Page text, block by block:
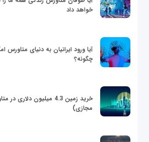
خواهد داد
آیا ورود ایرانیان به دنیای متاورس
چگونه؟
خرید زمین 4.3 میلیون
مجازی)